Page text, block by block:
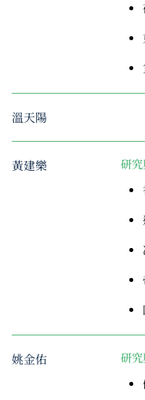
溫天陽
黃建樂 研
姚金佑 研